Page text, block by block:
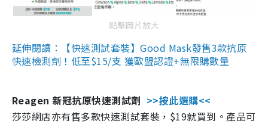
點擊圖片放大
延伸閱讀：【快速測試套裝】Good Mask發售3款抗原
快速檢測劑！低至$15/支 獲歐盟認證+無限購數量
Reagen 新冠抗原快速測試劑 >>按此選購<<
莎莎網店亦有售多款快速測試套裝，$19就買到。產品可